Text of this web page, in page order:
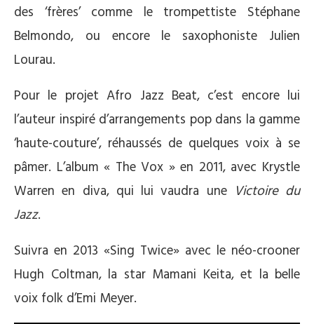
des ‘frères’ comme le trompettiste Stéphane
Belmondo, ou encore le saxophoniste Julien
Lourau.
Pour le projet Afro Jazz Beat, c’est encore lui
l’auteur inspiré d’arrangements pop dans la gamme
‘haute-couture’, réhaussés de quelques voix à se
pâmer. L’album « The Vox » en 2011, avec Krystle
Warren en diva, qui lui vaudra une Victoire du
Jazz.
Suivra en 2013 «Sing Twice» avec le néo-crooner
Hugh Coltman, la star Mamani Keita, et la belle
voix folk d’Emi Meyer.